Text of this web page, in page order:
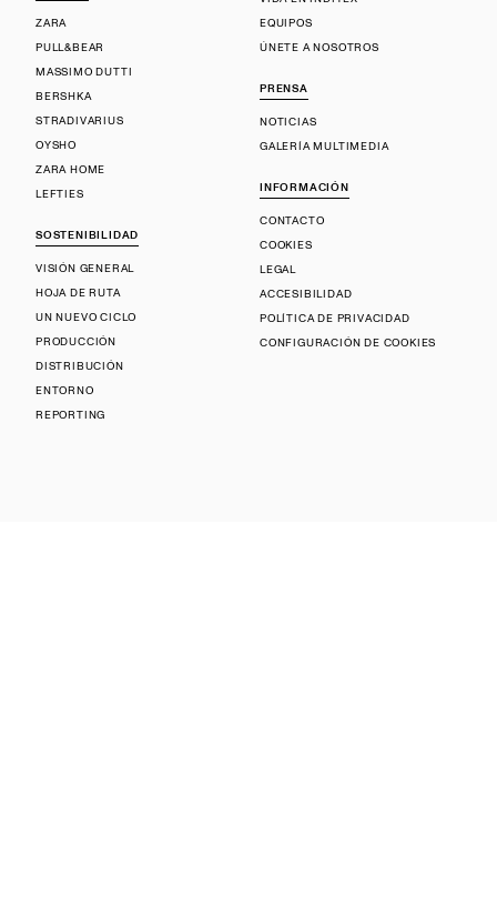
ZARA
PULL&BEAR
MASSIMO DUTTI
BERSHKA
STRADIVARIUS
OYSHO
ZARA HOME
LEFTIES
SOSTENIBILIDAD
VISIÓN GENERAL
HOJA DE RUTA
UN NUEVO CICLO
PRODUCCIÓN
DISTRIBUCIÓN
ENTORNO
REPORTING
EQUIPOS
ÚNETE A NOSOTROS
PRENSA
NOTICIAS
GALERÍA MULTIMEDIA
INFORMACIÓN
CONTACTO
COOKIES
LEGAL
ACCESIBILIDAD
POLÍTICA DE PRIVACIDAD
CONFIGURACIÓN DE COOKIES